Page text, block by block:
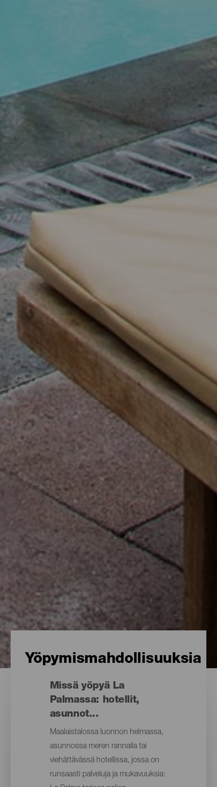
Yöpymismahdollisuuksia
Missä yöpyä La
Palmassa: hotellit,
asunnot...
Maalaistalossa luonnon helmassa,
asunnossa meren rannalla tai
viehättävässä hotellissa, jossa on
runsaasti palveluja ja mukavuuksia: